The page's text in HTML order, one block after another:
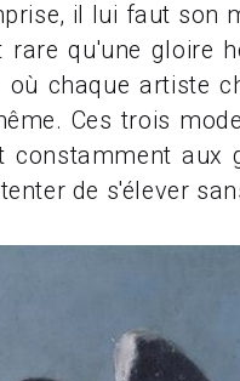
il lui faut son
qu'une gloire
chaque artiste
Ces trois
aux
de s'élever